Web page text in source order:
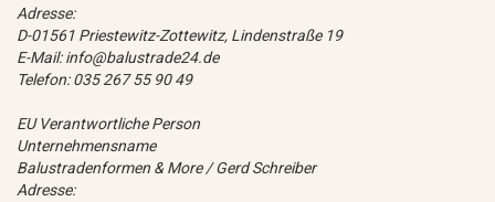
Adresse:
D-01561 Priestewitz-Zottewitz, Lindenstraße 19
E-Mail: info@balustrade24.de
Telefon: 035 267 55 90 49
EU Verantwortliche Person
Unternehmensname
Balustradenformen & More / Gerd Schreiber
Adresse: